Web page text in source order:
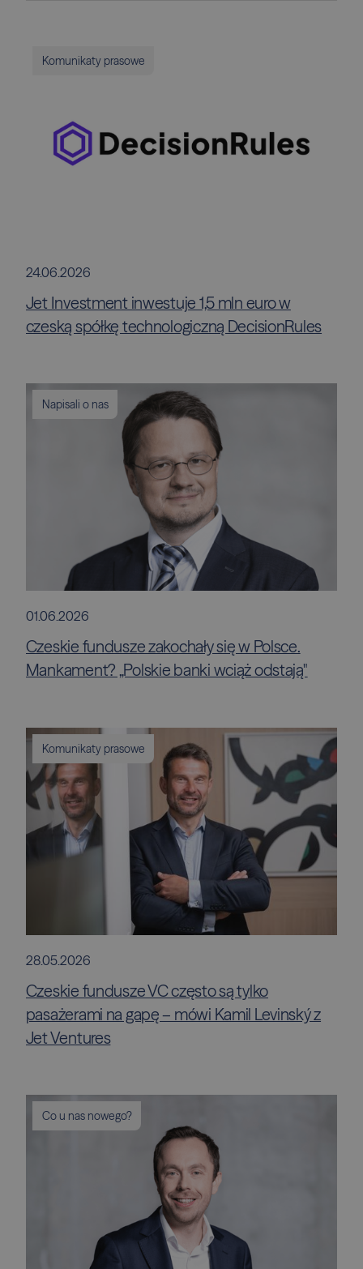
Komunikaty prasowe
24.06.2026
Jet Investment inwestuje 1,5 mln euro w
czeską spółkę technologiczną DecisionRules
Napisali o nas
01.06.2026
Czeskie fundusze zakochały się w Polsce.
Mankament? „Polskie banki wciąż odstają"
Komunikaty prasowe
28.05.2026
Czeskie fundusze VC często są tylko
pasażerami na gapę – mówi Kamil Levinský z
Jet Ventures
Co u nas nowego?